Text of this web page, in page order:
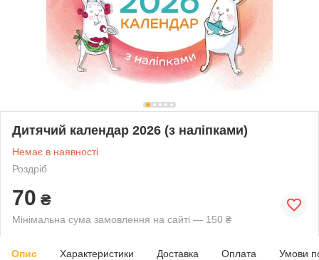
Дитячий календар 2026 (з наліпками)
Немає в наявності
Роздріб
70 ₴
Мінімальна сума замовлення на сайті — 150 ₴
Опис Характеристики Доставка Оплата Умови